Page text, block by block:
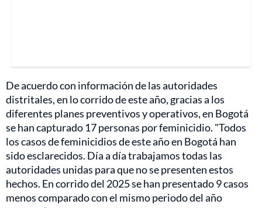
De acuerdo con información de las autoridades
distritales, en lo corrido de este año, gracias a los
diferentes planes preventivos y operativos, en Bogotá
se han capturado 17 personas por feminicidio. "Todos
los casos de feminicidios de este año en Bogotá han
sido esclarecidos. Día a día trabajamos todas las
autoridades unidas para que no se presenten estos
hechos. En corrido del 2025 se han presentado 9 casos
menos comparado con el mismo periodo del año